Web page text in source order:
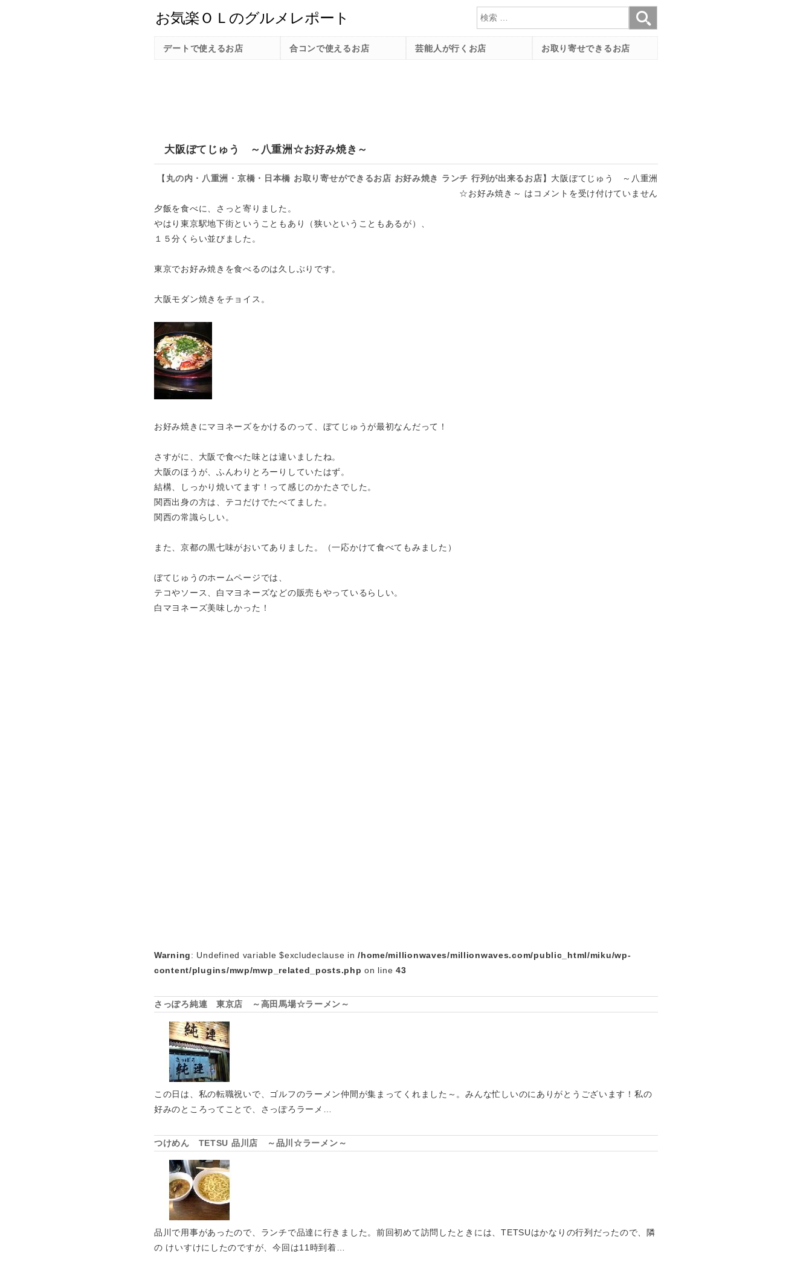
検索
大阪ぼてじゅう ～八重洲☆お好み焼き～
【 丸の内・八重洲・京橋・日本橋 お取り寄せができるお店 お好み焼き ランチ 行列が出来るお店】 大阪ぼてじゅう ～八重洲
☆お好み焼き～ は コメントを受け付けていません
夕飯を食べに、さっと寄りました。
やはり東京駅地下街ということもあり（狭いということもあるが）、
１５分くらい並びました。
東京でお好み焼きを食べるのは久しぶりです。
大阪モダン焼きをチョイス。
お好み焼きにマヨネーズをかけるのって、ぼてじゅうが最初なんだって！
さすがに、大阪で食べた味とは違いましたね。
大阪のほうが、ふんわりとろーりしていたはず。
結構、しっかり焼いてます！って感じのかたさでした。
関西出身の方は、テコだけでたべてました。
関西の常識らしい。
また、京都の黒七味がおいてありました。（一応かけて食べてもみました）
ぼてじゅうのホームページでは、
テコやソース、白マヨネーズなどの販売もやっているらしい。
白マヨネーズ美味しかった！
Warning: Undefined variable $excludeclause in/home/millionwaves/millionwaves.com/public_html/miku/wp-
content/plugins/mwp/mwp_related_posts.php on line43
さっぽろ純連 東京店 ～高田馬場☆ラーメン～
この日は、私の転職祝いで、ゴルフのラーメン仲間が集まってくれました～。みんな忙しいのにありがとうございます！私の
好みのところってことで、さっぽろラーメ…
つけめん TETSU 品川店 ～品川☆ラーメン～
品川で用事があったので、ランチで品達に行きました。前回初めて訪問したときには、TETSUはかなりの行列だったので、隣
の けいすけにしたのですが、今回は11時到着…
デートで使えるお店 合コンで使えるお店 芸能人が行くお店 お取り寄せできるお店